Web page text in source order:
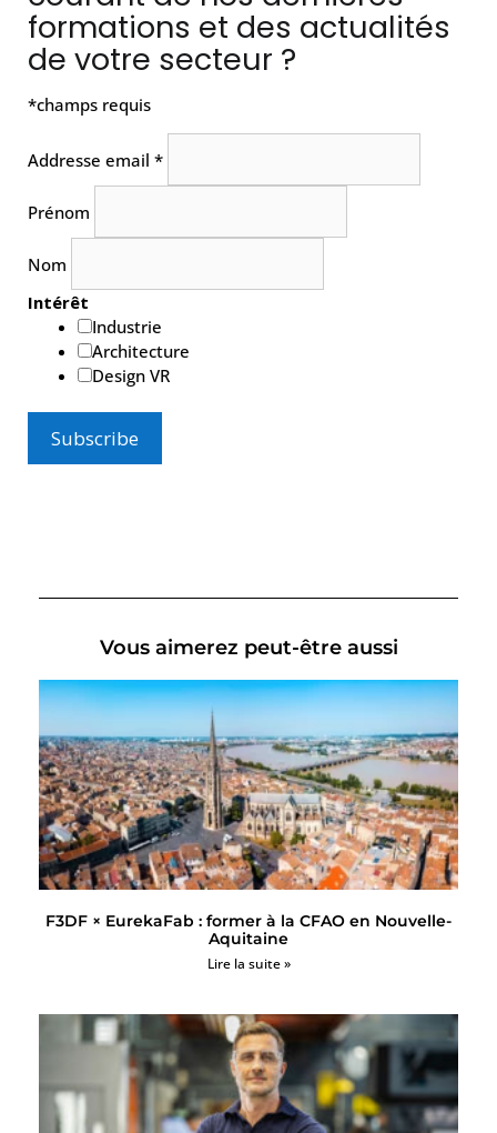
formations et des actualités
de votre secteur ?
*champs requis
Addresse email *
Prénom
Nom
Intérêt
Industrie
Architecture
Design VR
Vous aimerez peut-être aussi
F3DF × EurekaFab : former à la CFAO en Nouvelle-
Aquitaine
Lire la suite »